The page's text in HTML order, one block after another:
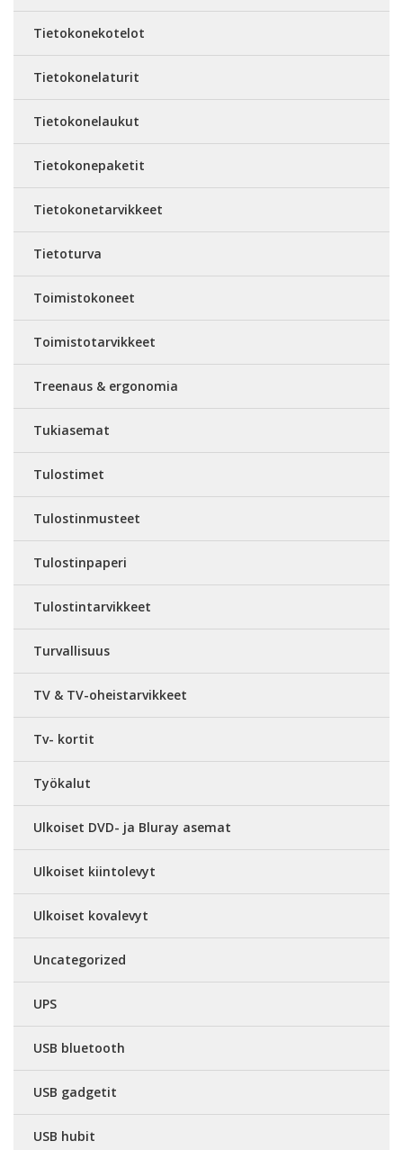
Tietokonekotelot
Tietokonelaturit
Tietokonelaukut
Tietokonepaketit
Tietokonetarvikkeet
Tietoturva
Toimistokoneet
Toimistotarvikkeet
Treenaus & ergonomia
Tukiasemat
Tulostimet
Tulostinmusteet
Tulostinpaperi
Tulostintarvikkeet
Turvallisuus
TV & TV-oheistarvikkeet
Tv- kortit
Työkalut
Ulkoiset DVD- ja Bluray asemat
Ulkoiset kiintolevyt
Ulkoiset kovalevyt
Uncategorized
UPS
USB bluetooth
USB gadgetit
USB hubit